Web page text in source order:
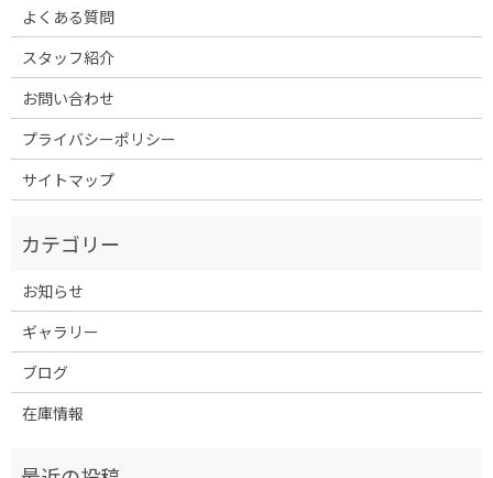
よくある質問
スタッフ紹介
お問い合わせ
プライバシーポリシー
サイトマップ
お知らせ
ギャラリー
ブログ
在庫情報